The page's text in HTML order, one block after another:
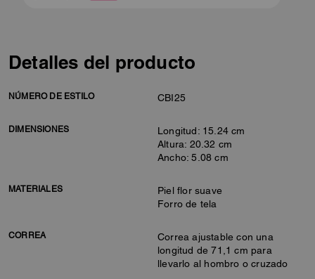
Detalles del producto
NÚMERO DE ESTILO CBI25
DIMENSIONES
Longitud: 15.24 cm
Altura: 20.32 cm
Ancho: 5.08 cm
MATERIALES
Piel flor suave
Forro de tela
CORREA
Correa ajustable con una
longitud de 71,1 cm para
llevarlo al hombro o cruzado